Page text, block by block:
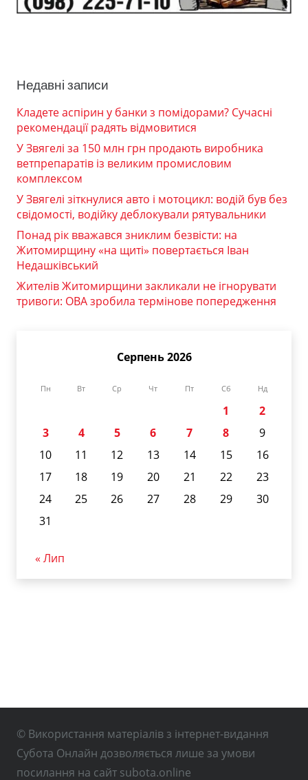
Недавні записи
Кладете аспірин у банки з помідорами? Сучасні
рекомендації радять відмовитися
У Звягелі за 150 млн грн продають виробника
ветпрепаратів із великим промисловим
комплексом
У Звягелі зіткнулися авто і мотоцикл: водій був без
свідомості, водійку деблокували рятувальники
Понад рік вважався зниклим безвісти: на
Житомирщину «на щиті» повертається Іван
Недашківський
Жителів Житомирщини закликали не ігнорувати
тривоги: ОВА зробила термінове попередження
Серпень 2026
Пн Вт Ср Чт Пт Сб Нд
1
2
3
4 5 6 7 8
9
10
11 12 13 14 15
16
17
18 19 20 21 22
23
24
25 26 27 28 29
30
31
« Лип
© Використання матеріалів з інтернет-видання
Субота Онлайн дозволяється лише за умови
посилання на сайт subota.online